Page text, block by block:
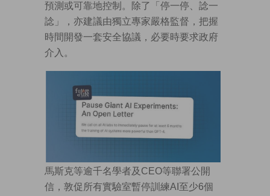
預測或可靠地控制。除了「停一停、諗一
諗」，亦建議由獨立專家嚴格監督，把握
時間開發一套安全協議，必要時要求政府
介入。
馬斯克等逾千名學者及CEO等聯署公開
信，敦促所有實驗室暫停訓練AI至少6個